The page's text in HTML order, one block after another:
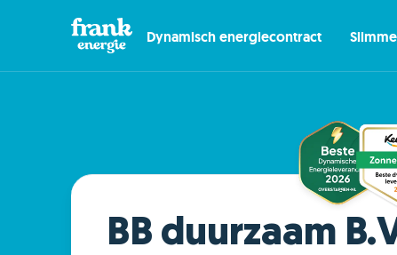
Dynamisch energiecontract
BB duurzaam